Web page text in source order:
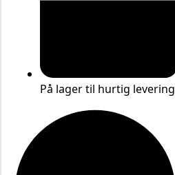
På lager til hurtig levering